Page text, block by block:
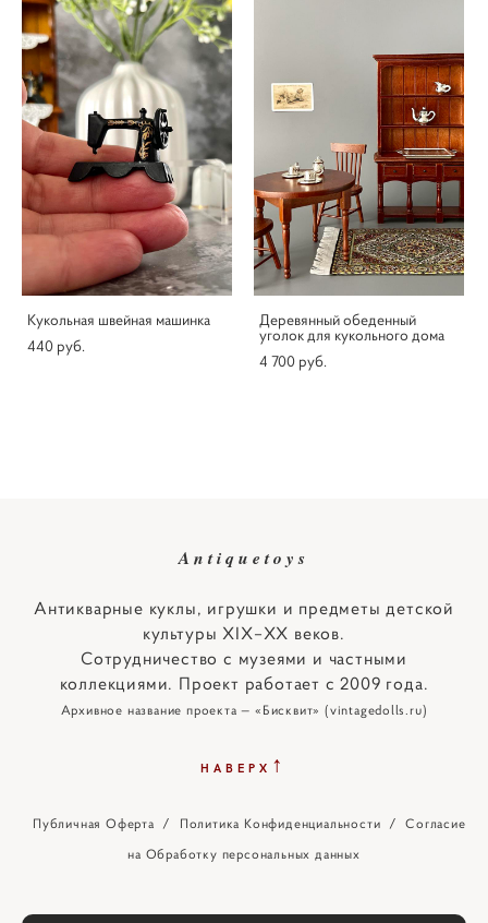
Кукольная швейная машинка
440 pуб.
Деревянный обеденный
уголок для кукольного дома
4 700 pуб.
Antiquetoys
Антикварные куклы, игрушки и предметы детской
культуры XIX–XX веков.
Сотрудничество с музеями и частными
коллекциями. Проект работает с 2009 года.
Архивное название проекта — «Бисквит» (vintagedolls.ru)
НАВЕРХ ↑
Публичная Оферта / Политика Конфиденциальности /Согласие
на Обработку персональных данных